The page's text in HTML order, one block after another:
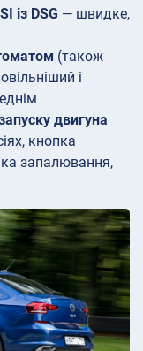
із DSG — швидке,
(також
і
двигуна
кнопка
запалювання,